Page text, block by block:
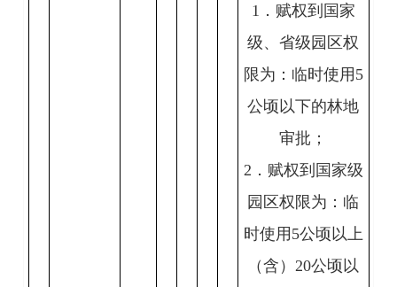
1．赋权到国家
级、省级园区权
限为：临时使用5
公顷以下的林地
审批；
2．赋权到国家级
园区权限为：临
时使用5公顷以上
（含）20公顷以